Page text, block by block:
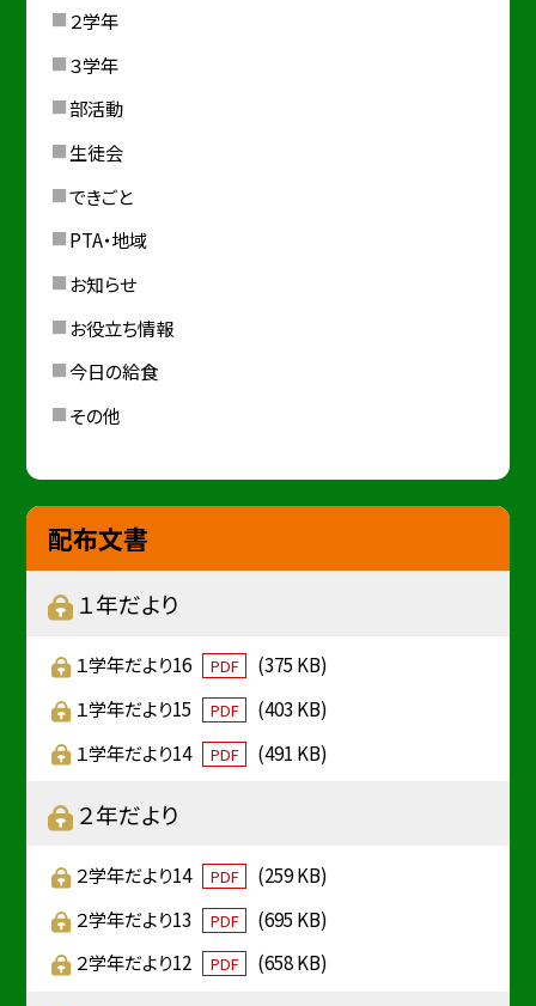
２学年
３学年
部活動
生徒会
できごと
PTA・地域
お知らせ
お役立ち情報
今日の給食
その他
配布文書
１年だより
１学年だより16 PDF
(375 KB)
１学年だより15
PDF
(403 KB)
１学年だより14
PDF (491 KB)
２年だより
２学年だより14 PDF
(259 KB)
２学年だより13
PDF
(695 KB)
２学年だより12
PDF (658 KB)